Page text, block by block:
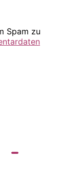
Spam zu